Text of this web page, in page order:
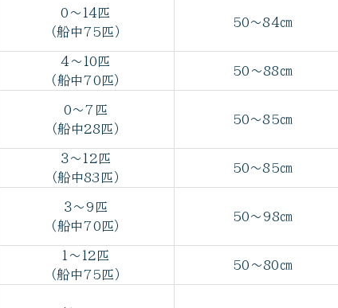
0～14匹
（船中75匹）
50～84㎝
4～10匹
（船中70匹）
50～88㎝
0～7匹
（船中28匹）
50～85㎝
３～12匹
（船中83匹）
50～85㎝
３～9匹
（船中70匹）
50～98㎝
1～12匹
（船中75匹）
50～80㎝